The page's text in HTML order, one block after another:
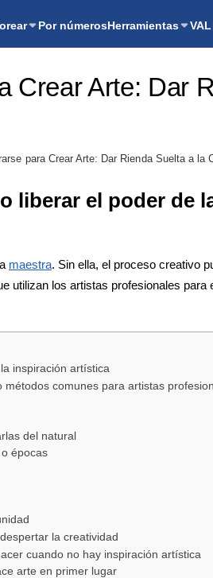
Por númerosHerramientas VAL
Crear Arte: Dar
para Crear Arte: Dar Rienda Suelta a la
liberar el poder de
maestra. Sin ella, el proceso creativo
utilizan los artistas profesionales para
inspiración artística
comunes para artistas
del natural
épocas
la creatividad
cuando no hay inspiración artística
arte en primer lugar